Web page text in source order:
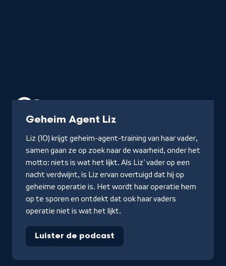
Geheim Agent Liz
Liz (10) krijgt geheim-agent-training van haar vader,
samen gaan ze op zoek naar de waarheid, onder het
motto: niets is wat het lijkt. Als Liz’ vader op een
nacht verdwijnt, is Liz ervan overtuigd dat hij op
geheime operatie is. Het wordt haar operatie hem
op te sporen en ontdekt dat ook haar vaders
operatie niet is wat het lijkt.
Luister de podcast